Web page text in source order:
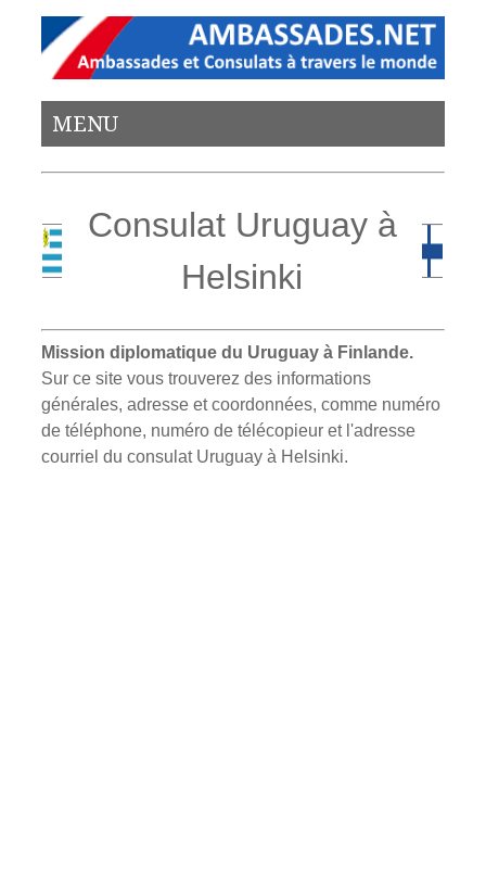
MENU
Consulat Uruguay à
Helsinki
Mission diplomatique du Uruguay à Finlande.
Sur ce site vous trouverez des informations
générales, adresse et coordonnées, comme numéro
de téléphone, numéro de télécopieur et l'adresse
courriel du consulat Uruguay à Helsinki.